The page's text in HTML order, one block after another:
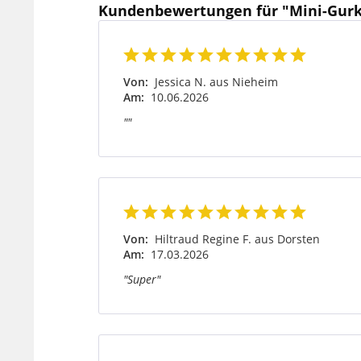
Kundenbewertungen für "Mini-
Von: Jessica N. aus Nieheim
Am: 10.06.2026
""
Von: Hiltraud Regine F. aus Dorsten
Am: 17.03.2026
"Super"